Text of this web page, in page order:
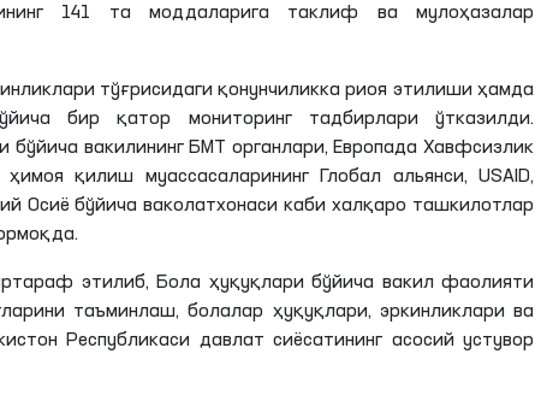
141 та моддаларига таклиф ва мулоҳазалар
тўғрисидаги қонунчиликка риоя этилиши ҳамда
бир қатор мониторинг тадбирлари ўтказилди.
бўйича вакилининг БМТ органлари, Европада Хавфсизлик
қилиш муассасаларининг Глобал альянси, USAID,
Осиё бўйича ваколатхонаси каби халқаро ташкилотлар
этилиб, Бола ҳуқуқлари бўйича вакил фаолияти
таъминлаш, болалар ҳуқуқлари, эркинликлари ва
Республикаси давлат сиёсатининг асосий устувор